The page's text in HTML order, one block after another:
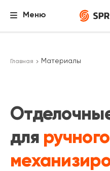
Меню
Главная Материалы
для ручного